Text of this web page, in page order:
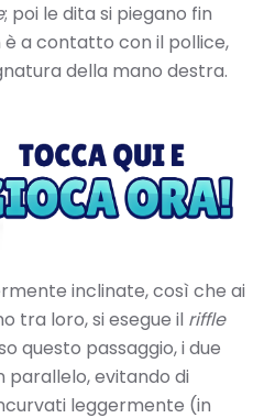
; poi le dita si piegano fin
a contatto con il pollice,
della mano destra.
inclinate, così che ai
tra loro, si esegue il riffle
questo passaggio, i due
parallelo, evitando di
leggermente (in